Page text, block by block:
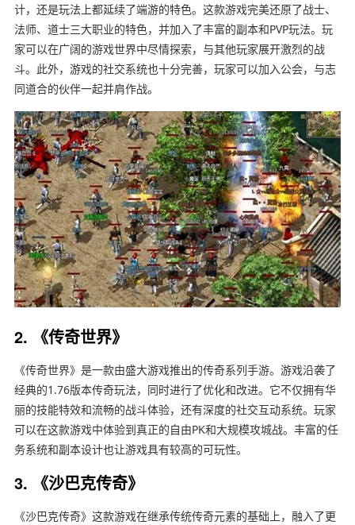
计，还是玩法上都延续了端游的特色。这款游戏完美还原了战士、
法师、道士三大职业的特色，并加入了丰富的副本和PVP玩法。玩
家可以在广阔的游戏世界中尽情探索，与其他玩家展开激烈的战
斗。此外，游戏的社交系统也十分完善，玩家可以加入公会，与志
同道合的伙伴一起并肩作战。
2. 《传奇世界》
《传奇世界》是一款由盛大游戏推出的传奇系列手游。游戏沿袭了
经典的1.76版本传奇玩法，同时进行了优化和改进。它不仅拥有华
丽的技能特效和流畅的战斗体验，还有深度的社交互动系统。玩家
可以在这款游戏中体验到真正的自由PK和大规模攻城战。丰富的任
务系统和副本设计也让游戏具有较高的可玩性。
3. 《沙巴克传奇》
《沙巴克传奇》这款游戏在继承传统传奇元素的基础上，融入了更